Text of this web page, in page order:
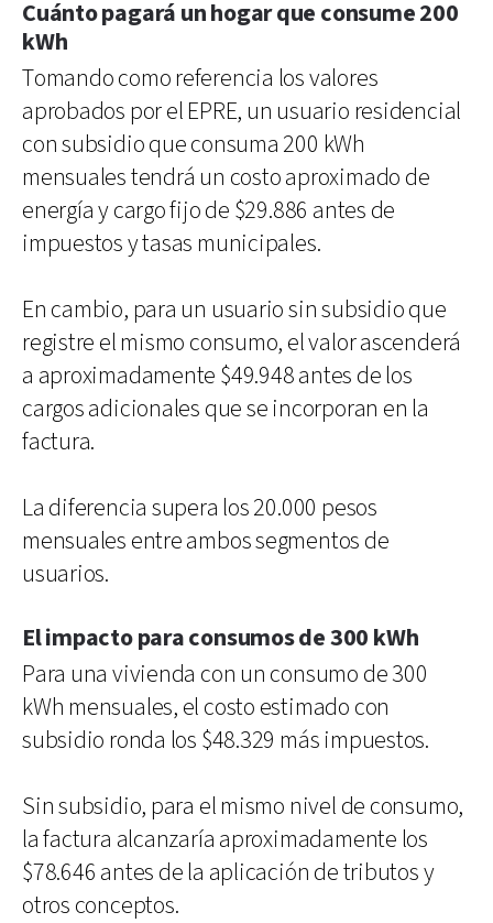
Cuánto pagará un hogar que consume 200
kWh
Tomando como referencia los valores
aprobados por el EPRE, un usuario residencial
con subsidio que consuma 200 kWh
mensuales tendrá un costo aproximado de
energía y cargo fijo de $29.886 antes de
impuestos y tasas municipales.
En cambio, para un usuario sin subsidio que
registre el mismo consumo, el valor ascenderá
a aproximadamente $49.948 antes de los
cargos adicionales que se incorporan en la
factura.
La diferencia supera los 20.000 pesos
mensuales entre ambos segmentos de
usuarios.
El impacto para consumos de 300 kWh
Para una vivienda con un consumo de 300
kWh mensuales, el costo estimado con
subsidio ronda los $48.329 más impuestos.
Sin subsidio, para el mismo nivel de consumo,
la factura alcanzaría aproximadamente los
$78.646 antes de la aplicación de tributos y
otros conceptos.